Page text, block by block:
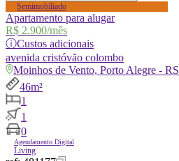
Semimobiliado
Apartamento para alugar
R$ 2.900/mês
ⓘCustos adicionais
avenida cristóvão colombo
Moinhos de Vento, Porto Alegre - RS
46m²
1
1
0
Agendamento Digital
Living